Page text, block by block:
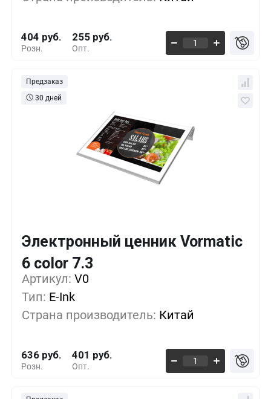
Розн.
404 руб.
Опт.
255 руб.
500+ -30%
Предзаказ
30 дней
Электронный ценник Vormatic
6 color 7.3
Артикул: V0
Тип: E-Ink
Страна производитель: Китай
Розн.
636 руб.
Опт.
401 руб.
1+
100+
500+ -30%